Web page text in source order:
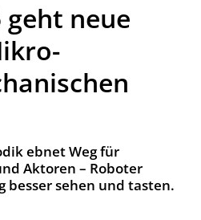
geht neue
ebnet Weg für
Aktoren – Roboter
sehen und tasten.